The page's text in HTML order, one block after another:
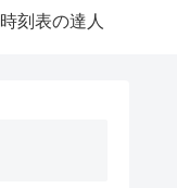
時刻表の達人